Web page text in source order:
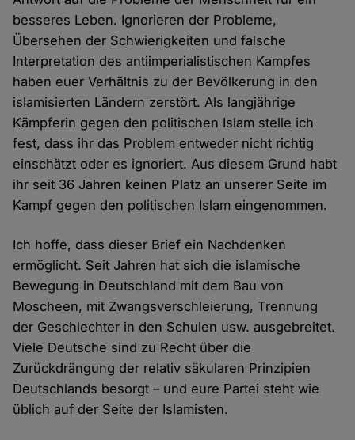
besseres Leben. Ignorieren der Probleme,
Übersehen der Schwierigkeiten und falsche
Interpretation des antiimperialistischen Kampfes
haben euer Verhältnis zu der Bevölkerung in den
islamisierten Ländern zerstört. Als langjährige
Kämpferin gegen den politischen Islam stelle ich
fest, dass ihr das Problem entweder nicht richtig
einschätzt oder es ignoriert. Aus diesem Grund habt
ihr seit 36 Jahren keinen Platz an unserer Seite im
Kampf gegen den politischen Islam eingenommen.
Ich hoffe, dass dieser Brief ein Nachdenken
ermöglicht. Seit Jahren hat sich die islamische
Bewegung in Deutschland mit dem Bau von
Moscheen, mit Zwangsverschleierung, Trennung
der Geschlechter in den Schulen usw. ausgebreitet.
Viele Deutsche sind zu Recht über die
Zurückdrängung der relativ säkularen Prinzipien
Deutschlands besorgt – und eure Partei steht wie
üblich auf der Seite der Islamisten.